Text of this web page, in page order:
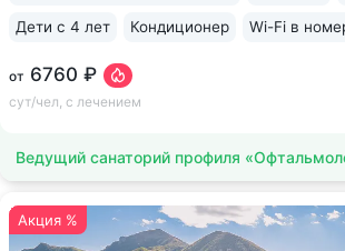
от 6760 ₽
сут/чел, с лечением
Дети с 4 лет Кондиционер Wi-Fi в
Ведущий санаторий профиля
Акция %